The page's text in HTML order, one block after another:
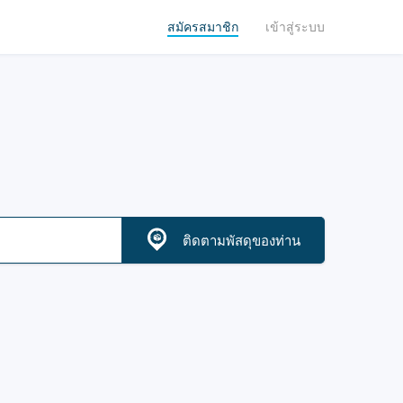
สมัครสมาชิก เข้าสู่ระบบ
ติดตามพัสดุของท่าน